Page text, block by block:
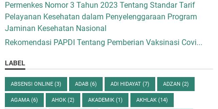
Permenkes Nomor 3 Tahun 2023 Tentang Standar Tarif
Pelayanan Kesehatan dalam Penyelenggaraan Program
Jaminan Kesehatan Nasional
Rekomendasi PAPDI Tentang Pemberian Vaksinasi Covi...
LABEL
ABSENSI ONLINE (3) ADAB (6) ADI HIDAYAT (7) ADZAN (2)
AGAMA (6) AHOK (2) AKADEMIK (1) AKHLAK (14)